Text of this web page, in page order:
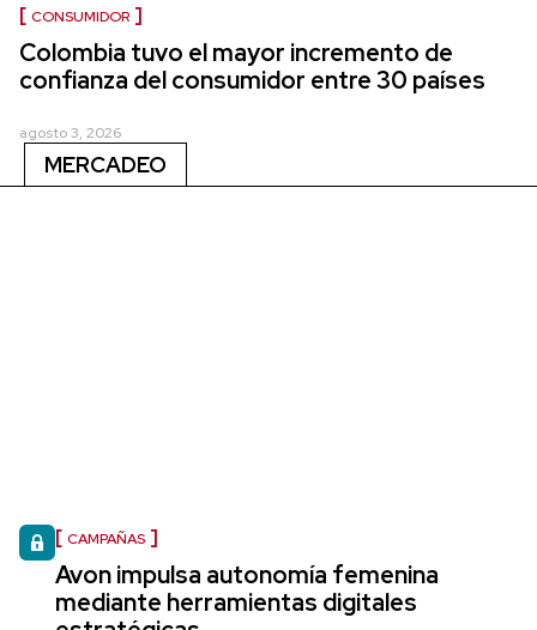
CONSUMIDOR
Colombia tuvo el mayor incremento de
confianza del consumidor entre 30 países
agosto 3, 2026
MERCADEO
CAMPAÑAS
Avon impulsa autonomía femenina
mediante herramientas digitales